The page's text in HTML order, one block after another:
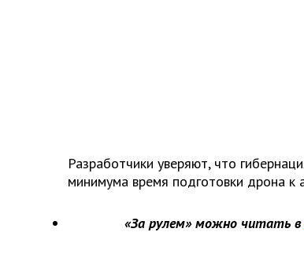
Разработчики уверяют, что
минимума время подготовки дрона к
«За рулем» можно читать в